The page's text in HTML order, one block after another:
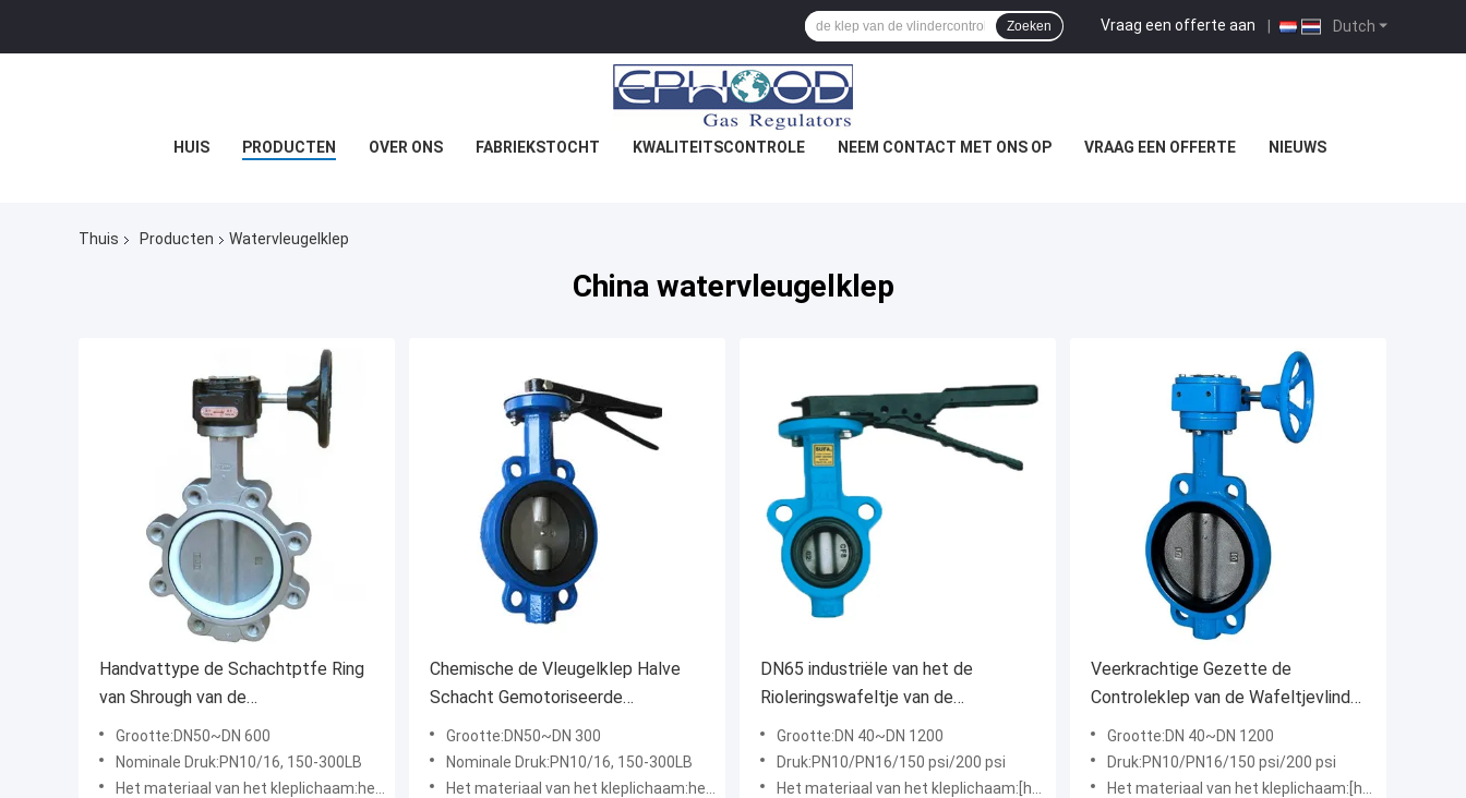
Dutch
Vraag een offerte aan |
Zoeken
HUIS PRODUCTEN OVER ONS FABRIEKSTOCHT KWALITEITSCONTROLE NEEM CONTACT MET ONS OP VRAAG EEN OFFERTE NIEUWS
Thuis Producten Watervleugelklep
China watervleugelklep
Handvattype de Schachtptfe Ring
van Shrough van de
WaterVleugelklep zonder Speld
Grootte:DN50~DN 600
Nominale Druk:PN10/16, 150-300LB
Het materiaal van het kleplichaam:het materiaal van het kleplichaam]: gietijzer, kneedbaar ijzer, koolstofstaal, roestvrij staal, enz.
Chemische de Vleugelklep Halve
Schacht Gemotoriseerde
Vleugelklep van het
Verwerkingswater
Grootte:DN50~DN 300
Nominale Druk:PN10/16, 150-300LB
Het materiaal van het kleplichaam:het materiaal van het kleplichaam]: gietijzer, kneedbaar ijzer, koolstofstaal, roestvrij staal, enz.
DN65 industriële van het de
Rioleringswafeltje van de
WaterVleugelklep de
StijlVleugelklep
Grootte:DN 40~DN 1200
Druk:PN10/PN16/150 psi/200 psi
Het materiaal van het kleplichaam:[het materiaal van het kleplichaam]: gietijzer, kneedbaar ijzer, koolstofstaal, roestvrij staal, enz
Veerkrachtige Gezette de
Controleklep van de Wafeltjevlinder
en558-1 Reeks face to face
Grootte:DN 40~DN 1200
Druk:PN10/PN16/150 psi/200 psi
Het materiaal van het kleplichaam:[het materiaal van het kleplichaam]: gietijzer, kneedbaar ijzer, koolstofstaal, roestvrij staal, enz